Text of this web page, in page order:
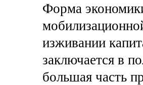
Форма
изживании
заключается в
большая часть